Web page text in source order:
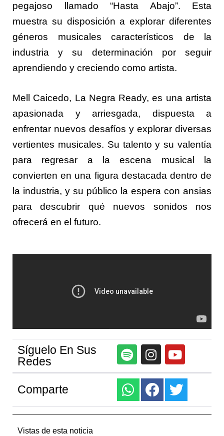
pegajoso llamado “Hasta Abajo”. Esta
muestra su disposición a explorar diferentes
géneros musicales característicos de la
industria y su determinación por seguir
aprendiendo y creciendo como artista.
Mell Caicedo, La Negra Ready, es una artista
apasionada y arriesgada, dispuesta a
enfrentar nuevos desafíos y explorar diversas
vertientes musicales. Su talento y su valentía
para regresar a la escena musical la
convierten en una figura destacada dentro de
la industria, y su público la espera con ansias
para descubrir qué nuevos sonidos nos
ofrecerá en el futuro.
Síguelo En Sus
Redes
Comparte
Vistas de esta noticia